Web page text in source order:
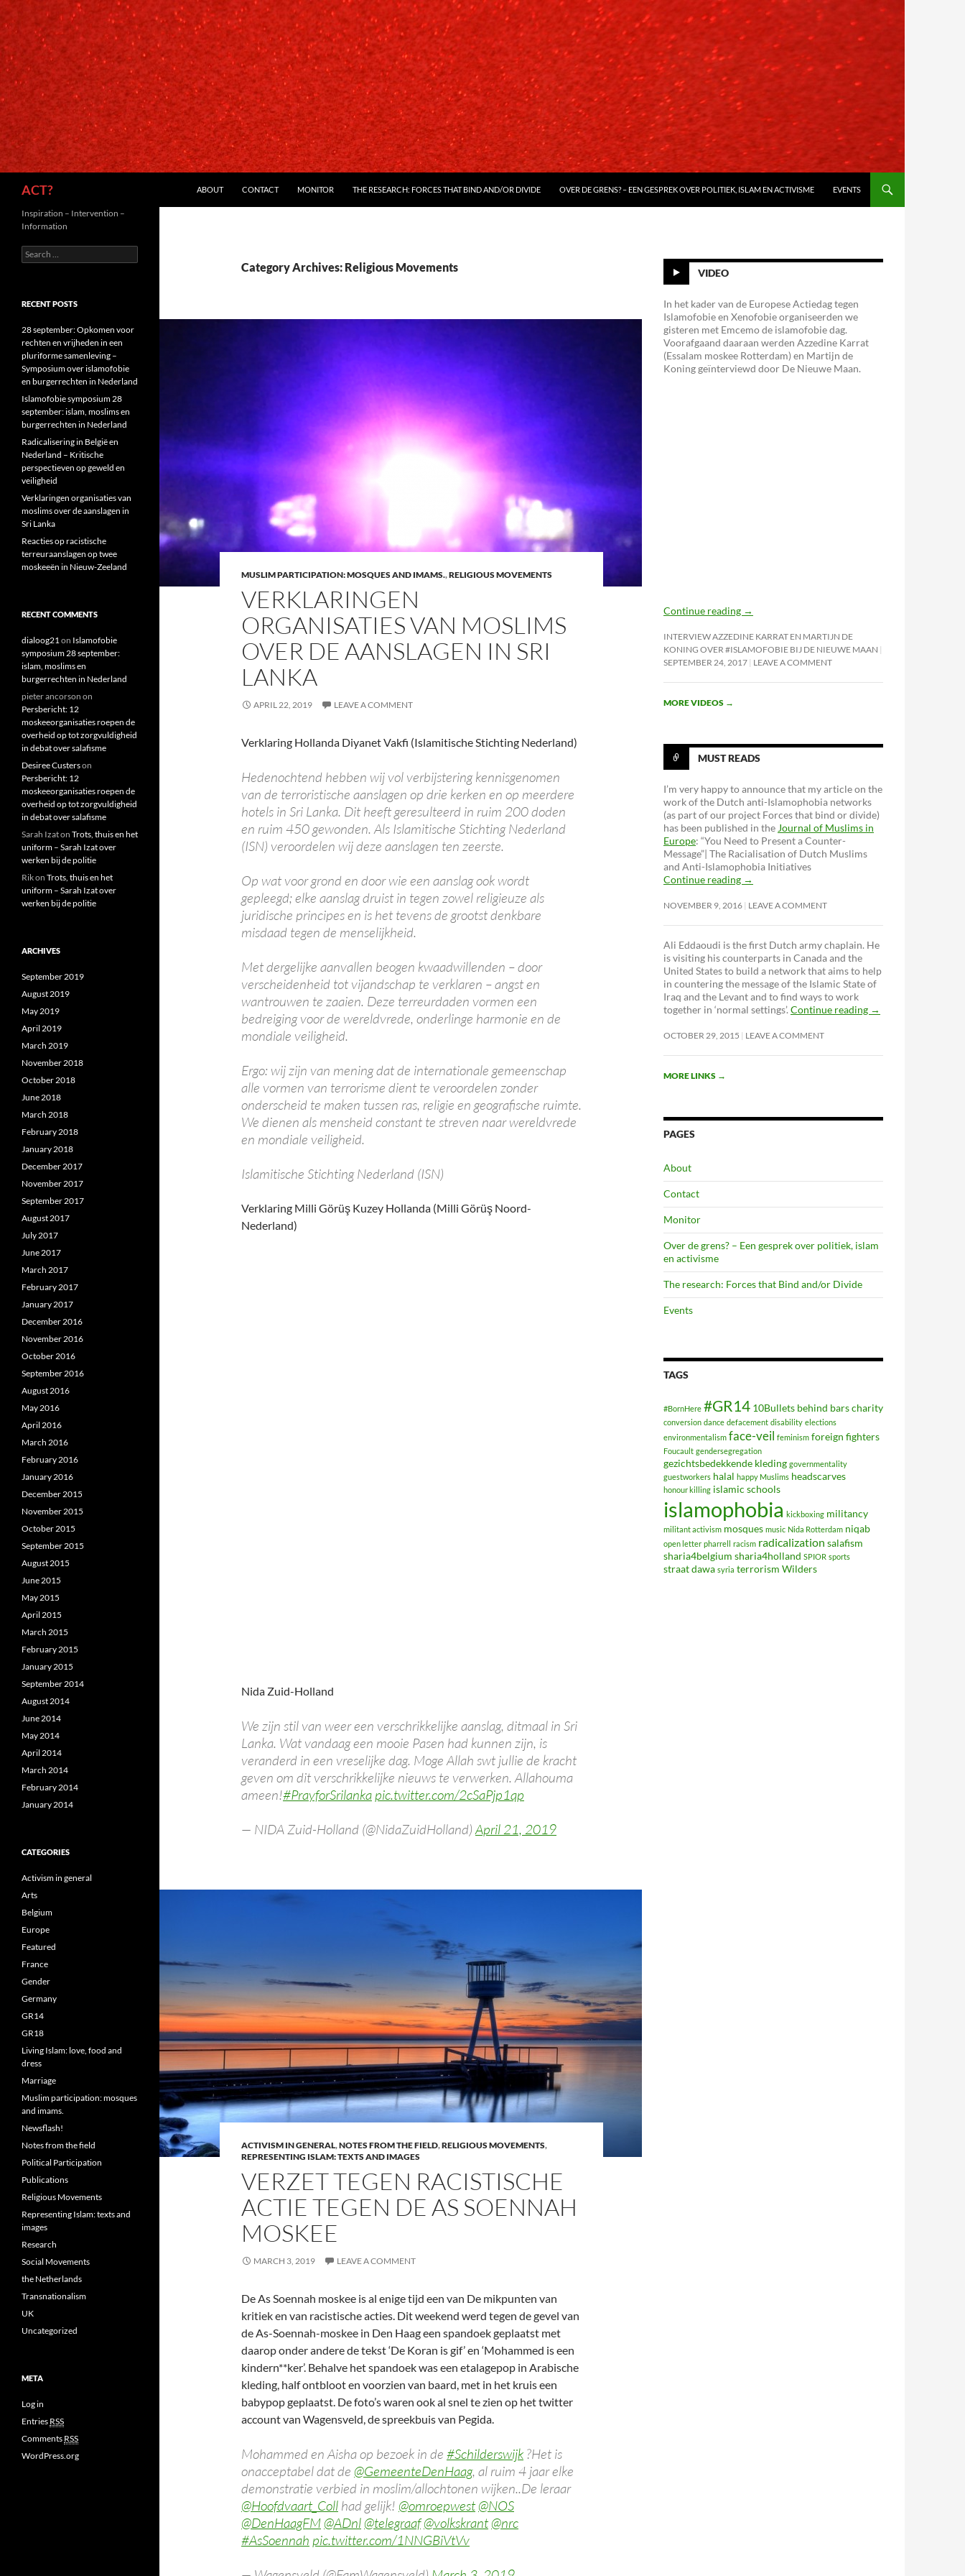
ACT?
ABOUT
CONTACT MONITOR THE RESEARCH: FORCES THAT BIND AND/OR DIVIDE OVER DE GRENS? – EEN GESPREK OVER POLITIEK, ISLAM EN ACTIVISME EVENTS
Category Archives: Religious Movements
MUSLIM PARTICIPATION: MOSQUES AND IMAMS.,RELIGIOUS MOVEMENTS
VERKLARINGEN
ORGANISATIES VAN MOSLIMS
OVER DE AANSLAGEN IN SRI
LANKA
APRIL 22, 2019 LEAVE A COMMENT
Verklaring Hollanda Diyanet Vakfi (Islamitische Stichting Nederland)
Hedenochtend hebben wij vol verbijstering kennisgenomen
van de terroristische aanslagen op drie kerken en op meerdere
hotels in Sri Lanka. Dit heeft geresulteerd in ruim 200 doden
en ruim 450 gewonden. Als Islamitische Stichting Nederland
(ISN) veroordelen wij deze aanslagen ten zeerste.
Op wat voor grond en door wie een aanslag ook wordt
gepleegd; elke aanslag druist in tegen zowel religieuze als
juridische principes en is het tevens de grootst denkbare
misdaad tegen de menselijkheid.
Met dergelijke aanvallen beogen kwaadwillenden – door
verscheidenheid tot vijandschap te verklaren – angst en
wantrouwen te zaaien. Deze terreurdaden vormen een
bedreiging voor de wereldvrede, onderlinge harmonie en de
mondiale veiligheid.
Ergo: wij zijn van mening dat de internationale gemeenschap
alle vormen van terrorisme dient te veroordelen zonder
onderscheid te maken tussen ras, religie en geografische ruimte.
We dienen als mensheid constant te streven naar wereldvrede
en mondiale veiligheid.
Islamitische Stichting Nederland (ISN)
Verklaring Milli Görüş Kuzey Hollanda (Milli Görüş Noord-
Nederland)
Nida Zuid-Holland
We zijn stil van weer een verschrikkelijke aanslag, ditmaal in Sri
Lanka. Wat vandaag een mooie Pasen had kunnen zijn, is
veranderd in een vreselijke dag. Moge Allah swt jullie de kracht
geven om dit verschrikkelijke nieuws te verwerken. Allahouma
ameen!#PrayforSrilanka pic.twitter.com/2cSaPjp1qp
— NIDA Zuid-Holland (@NidaZuidHolland)April 21, 2019
ACTIVISM IN GENERAL,NOTES FROM THE FIELD,RELIGIOUS MOVEMENTS,
REPRESENTING ISLAM: TEXTS AND IMAGES
VERZET TEGEN RACISTISCHE
ACTIE TEGEN DE AS SOENNAH
MOSKEE
MARCH 3, 2019 LEAVE A COMMENT
De As Soennah moskee is al enige tijd een van De mikpunten van
kritiek en van racistische acties. Dit weekend werd tegen de gevel van
de As-Soennah-moskee in Den Haag een spandoek geplaatst met
daarop onder andere de tekst ‘De Koran is gif’ en ‘Mohammed is een
kindern**ker’. Behalve het spandoek was een etalagepop in Arabische
kleding, half ontbloot en voorzien van baard, met in het kruis een
babypop geplaatst. De foto’s waren ook al snel te zien op het twitter
account van Wagensveld, de spreekbuis van Pegida.
Mohammed en Aisha op bezoek in de #Schilderswijk?Het is
onacceptabel dat de @GemeenteDenHaag, al ruim 4 jaar elke
demonstratie verbied in moslim/allochtonen wijken..De leraar
@Hoofdvaart_Coll had gelijk! @omroepwest @NOS
@DenHaagFM @ADnl @telegraaf @volkskrant @nrc
#AsSoennah pic.twitter.com/1NNGBiVtVv
VIDEO
In het kader van de Europese Actiedag tegen
Islamofobie en Xenofobie organiseerden we
gisteren met Emcemo de islamofobie dag.
Voorafgaand daaraan werden Azzedine Karrat
(Essalam moskee Rotterdam) en Martijn de
Koning geïnterviewd door De Nieuwe Maan.
Continue reading →
INTERVIEW AZZEDINE KARRAT EN MARTIJN DE
KONING OVER #ISLAMOFOBIE BIJ DE NIEUWE MAAN
SEPTEMBER 24, 2017 LEAVE A COMMENT
MORE VIDEOS →
MUST READS
I’m very happy to announce that my article on the
work of the Dutch anti-Islamophobia networks
(as part of our project Forces that bind or divide)
has been published in the Journal of Muslims in
Europe: “You Need to Present a Counter-
Message”| The Racialisation of Dutch Muslims
and Anti-Islamophobia Initiatives
Continue reading →
NOVEMBER 9, 2016 LEAVE A COMMENT
Ali Eddaoudi is the first Dutch army chaplain. He
is visiting his counterparts in Canada and the
United States to build a network that aims to help
in countering the message of the Islamic State of
Iraq and the Levant and to find ways to work
together in ‘normal settings’. Continue reading →
OCTOBER 29, 2015 LEAVE A COMMENT
MORE LINKS →
PAGES
About
Contact
Monitor
Over de grens? – Een gesprek over politiek, islam
en activisme
The research: Forces that Bind and/or Divide
Events
TAGS
#BornHere #GR14 10Bullets behind barscharity
conversion dance defacement disability elections
environmentalism face-veil feminism foreign fighters
Foucault gendersegregation
gezichtsbedekkende kleding governmentality
guestworkers halal happy Muslims headscarves
honour killing islamic schools
islamophobia kickboxing militancy
militant activism mosques music Nida Rotterdam niqab
open letter pharrell racism radicalization salafism
sharia4belgium sharia4holland SPIOR sports
straat dawa syria terrorism Wilders
Inspiration – Intervention –
Information
Search
for:
RECENT POSTS
28 september: Opkomen voor
rechten en vrijheden in een
pluriforme samenleving –
Symposium over islamofobie
en burgerrechten in Nederland
Islamofobie symposium 28
september: islam, moslims en
burgerrechten in Nederland
Radicalisering in België en
Nederland – Kritische
perspectieven op geweld en
veiligheid
Verklaringen organisaties van
moslims over de aanslagen in
Sri Lanka
Reacties op racistische
terreuraanslagen op twee
moskeeën in Nieuw-Zeeland
RECENT COMMENTS
dialoog21on Islamofobie
symposium 28 september:
islam, moslims en
burgerrechten in Nederland
pieter ancorson on
Persbericht: 12
moskeeorganisaties roepen de
overheid op tot zorgvuldigheid
in debat over salafisme
Desiree Custerson
Persbericht: 12
moskeeorganisaties roepen de
overheid op tot zorgvuldigheid
in debat over salafisme
Sarah Izaton Trots, thuis en het
uniform – Sarah Izat over
werken bij de politie
Rikon Trots, thuis en het
uniform – Sarah Izat over
werken bij de politie
ARCHIVES
September 2019
August 2019
May 2019
April 2019
March 2019
November 2018
October 2018
June 2018
March 2018
February 2018
January 2018
December 2017
November 2017
September 2017
August 2017
July 2017
June 2017
March 2017
February 2017
January 2017
December 2016
November 2016
October 2016
September 2016
August 2016
May 2016
April 2016
March 2016
February 2016
January 2016
December 2015
November 2015
October 2015
September 2015
August 2015
June 2015
May 2015
April 2015
March 2015
February 2015
January 2015
September 2014
August 2014
June 2014
May 2014
April 2014
March 2014
February 2014
January 2014
CATEGORIES
Activism in general
Arts
Belgium
Europe
Featured
France
Gender
Germany
GR14
GR18
Living Islam: love, food and
dress
Marriage
Muslim participation: mosques
and imams.
Newsflash!
Notes from the field
Political Participation
Publications
Religious Movements
Representing Islam: texts and
images
Research
Social Movements
the Netherlands
Transnationalism
UK
Uncategorized
META
Log in
Entries RSS
Comments RSS
WordPress.org